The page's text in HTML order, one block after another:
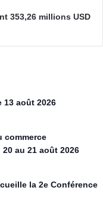
353,26 millions USD
13 août 2026
commerce
au 21 août 2026
la 2e Conférence